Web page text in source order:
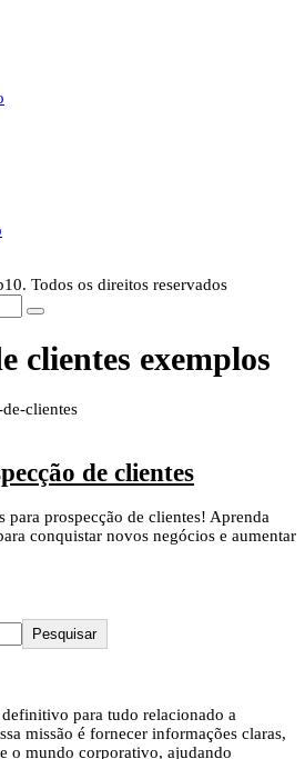
Todos os direitos reservados
clientes exemplos
de clientes
para prospecção de clientes! Aprenda
conquistar novos negócios e aumentar
Pesquisar
para tudo relacionado a
missão é fornecer informações claras,
o mundo corporativo, ajudando